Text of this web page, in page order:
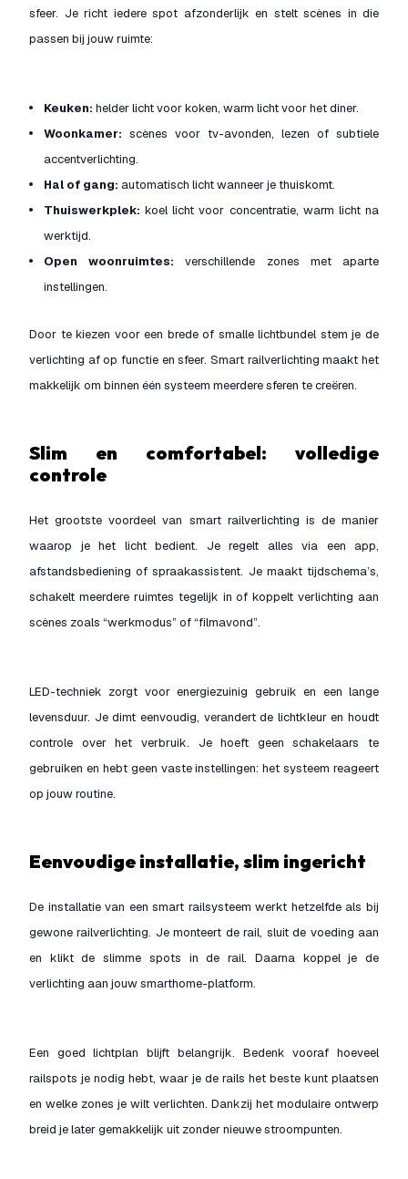
sfeer. Je richt iedere spot afzonderlijk en stelt scènes in die
passen bij jouw ruimte:
Keuken: helder licht voor koken, warm licht voor het diner.
Woonkamer: scènes voor tv-avonden, lezen of subtiele
accentverlichting.
Hal of gang: automatisch licht wanneer je thuiskomt.
Thuiswerkplek: koel licht voor concentratie, warm licht na
werktijd.
Open woonruimtes: verschillende zones met aparte
instellingen.
Door te kiezen voor een brede of smalle lichtbundel stem je de
verlichting af op functie en sfeer. Smart railverlichting maakt het
makkelijk om binnen één systeem meerdere sferen te creëren.
Slim en comfortabel: volledige
controle
Het grootste voordeel van smart railverlichting is de manier
waarop je het licht bedient. Je regelt alles via een app,
afstandsbediening of spraakassistent. Je maakt tijdschema’s,
schakelt meerdere ruimtes tegelijk in of koppelt verlichting aan
scènes zoals “werkmodus” of “filmavond”.
LED-techniek zorgt voor energiezuinig gebruik en een lange
levensduur. Je dimt eenvoudig, verandert de lichtkleur en houdt
controle over het verbruik. Je hoeft geen schakelaars te
gebruiken en hebt geen vaste instellingen: het systeem reageert
op jouw routine.
Eenvoudige installatie, slim ingericht
De installatie van een smart railsysteem werkt hetzelfde als bij
gewone railverlichting. Je monteert de rail, sluit de voeding aan
en klikt de slimme spots in de rail. Daarna koppel je de
verlichting aan jouw smarthome-platform.
Een goed lichtplan blijft belangrijk. Bedenk vooraf hoeveel
railspots je nodig hebt, waar je de rails het beste kunt plaatsen
en welke zones je wilt verlichten. Dankzij het modulaire ontwerp
breid je later gemakkelijk uit zonder nieuwe stroompunten.